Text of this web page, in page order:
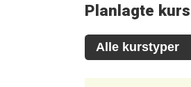
Planlagte